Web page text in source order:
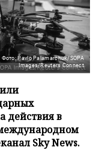
Фото: Pavlo Palamarchuk/SOPA
Images/Reuters Connect
действия в
Sky News.